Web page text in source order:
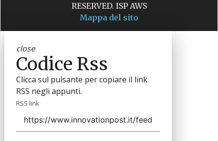
RESERVED. ISP AWS
Mappa del sito
close
Codice Rss
Clicca sul pulsante per copiare il link
RSS negli appunti.
RSS link